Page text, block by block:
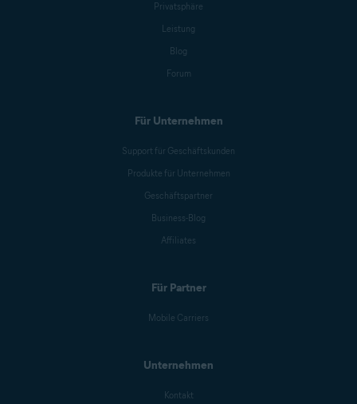
Privatsphäre
Leistung
Blog
Forum
Für Unternehmen
Support für Geschäftskunden
Produkte für Unternehmen
Geschäftspartner
Business-Blog
Affiliates
Für Partner
Mobile Carriers
Unternehmen
Kontakt